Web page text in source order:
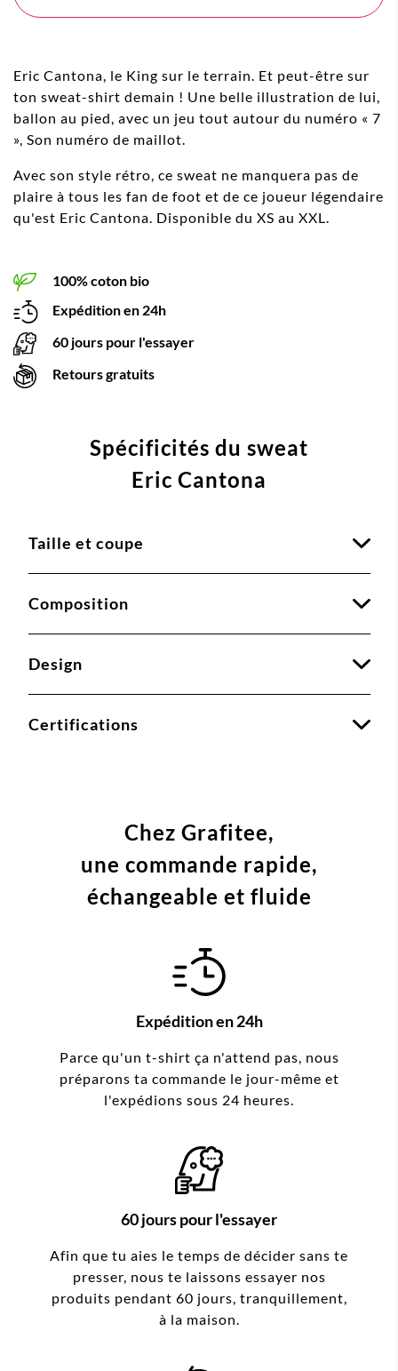
Eric Cantona, le King sur le terrain. Et peut-être sur
ton sweat-shirt demain ! Une belle illustration de lui,
ballon au pied, avec un jeu tout autour du numéro « 7
», Son numéro de maillot.
Avec son style rétro, ce sweat ne manquera pas de
plaire à tous les fan de foot et de ce joueur légendaire
qu'est Eric Cantona. Disponible du XS au XXL.
100% coton bio
Expédition en 24h
60 jours pour l'essayer
Retours gratuits
Spécificités du sweat
Eric Cantona
Taille et coupe
Composition
Design
Certifications
Chez Grafitee,
une commande rapide,
échangeable et fluide
Expédition en 24h
Parce qu'un t-shirt ça n'attend pas, nous
préparons ta commande le jour-même et
l'expédions sous 24 heures.
60 jours pour l'essayer
Afin que tu aies le temps de décider sans te
presser, nous te laissons essayer nos
produits pendant 60 jours, tranquillement,
à la maison.